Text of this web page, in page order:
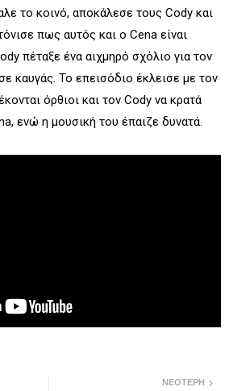
το κοινό, αποκάλεσε τους Cody και
πως αυτός και ο Cena είναι
πέταξε ένα αιχμηρό σχόλιο για τον
καυγάς. Το επεισόδιο έκλεισε με τον
όρθιοι και τον Cody να κρατά
ενώ η μουσική του έπαιζε δυνατά.
ΝΕΌΤΕΡΗ